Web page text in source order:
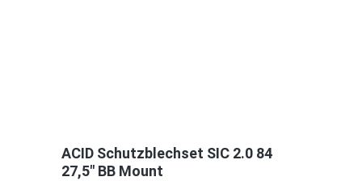
ACID Schutzblechset SIC 2.0 84
27,5" BB Mount